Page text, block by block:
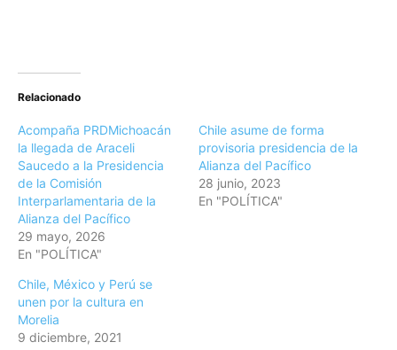
Relacionado
Acompaña PRDMichoacán
la llegada de Araceli
Saucedo a la Presidencia
de la Comisión
Interparlamentaria de la
Alianza del Pacífico
29 mayo, 2026
En "POLÍTICA"
Chile asume de forma
provisoria presidencia de la
Alianza del Pacífico
28 junio, 2023
En "POLÍTICA"
Chile, México y Perú se
unen por la cultura en
Morelia
9 diciembre, 2021